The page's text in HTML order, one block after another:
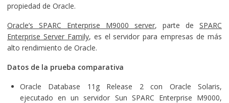
propiedad de Oracle.
Oracle’s SPARC Enterprise M9000 server, parte deSPARC
Enterprise Server Family, es el servidor para empresas de más
alto rendimiento de Oracle.
Datos de la prueba comparativa
Oracle Database 11g Release 2 con Oracle Solaris,
ejecutado en un servidor Sun SPARC Enterprise M9000,